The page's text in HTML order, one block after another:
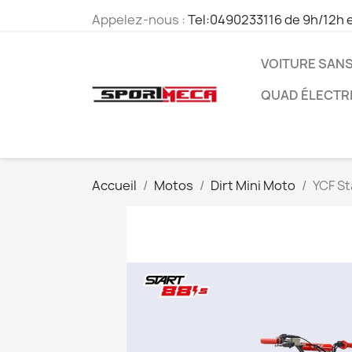
Appelez-nous :Tel:0490233116 de 9h/12h
VOITURE
QUAD
Accueil Motos Dirt Mini Moto YCF